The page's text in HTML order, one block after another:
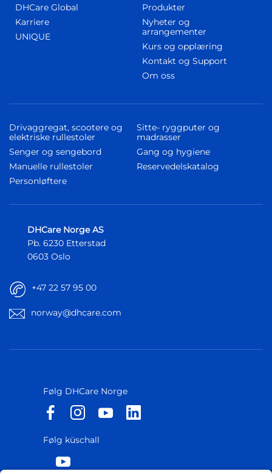
DHCare Global
Karriere
UNIQUE
Produkter
Nyheter og
arrangementer
Kurs og opplæring
Kontakt og Support
Om oss
Drivaggregat, scootere og
elektriske rullestoler
Senger og sengebord
Manuelle rullestoler
Personløftere
Sitte- ryggputer og
madrasser
Gang og hygiene
Reservedelskatalog
DHCare Norge AS
Pb. 6230 Etterstad
0603 Oslo
+47 22 57 95 00
norway@dhcare.com
Følg DHCare Norge
Følg küschall